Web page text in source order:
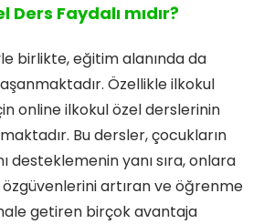
Ders Faydalı mıdır?
birlikte, eğitim alanında da
Özellikle ilkokul
online ilkokul özel derslerinin
Bu dersler, çocukların
desteklemenin yanı sıra, onlara
artıran ve öğrenme
getiren birçok avantaja